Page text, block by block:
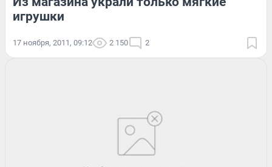
игрушки
17 ноября, 2011, 09:12 2 150 2